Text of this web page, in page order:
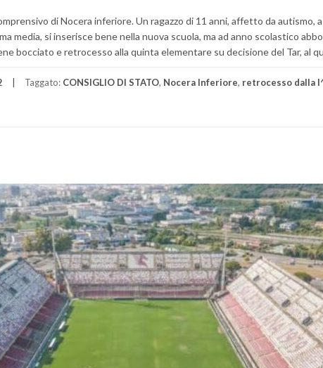
di Nocera inferiore. Un ragazzo di 11 anni, affetto da autismo,
media, si inserisce bene nella nuova scuola, ma ad anno scolastico
bocciato e retrocesso alla quinta elementare su decisione del Tar, al
Taggato: CONSIGLIO DI STATO, Nocera Inferiore, retrocesso dalla